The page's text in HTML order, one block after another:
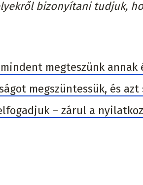
bizonyítani tudjuk,
megteszünk
megszüntessük, és
– zárul a